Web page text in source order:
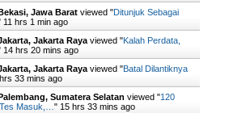
Bekasi, Jawa Barat viewed "Ditunjuk Sebagai
11 hrs 1 min ago
Jakarta Raya viewed "Kalah Perdata,
14 hrs 20 mins ago
Jakarta Raya viewed "Batal Dilantiknya
33 mins ago
Palembang, Sumatera Selatan viewed "120
Masuk,… " 15 hrs 34 mins ago